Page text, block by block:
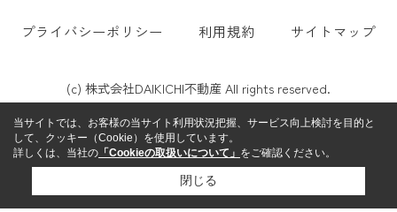
プライバシーポリシー 利用規約 サイトマップ
(c) 株式会社DAIKICHI不動産 All rights reserved.
当サイトでは、お客様の当サイト利用状況把握、サービス向上検討を目的と
して、クッキー（Cookie）を使用しています。
詳しくは、当社の 「Cookieの取扱いについて」 をご確認ください。
閉じる